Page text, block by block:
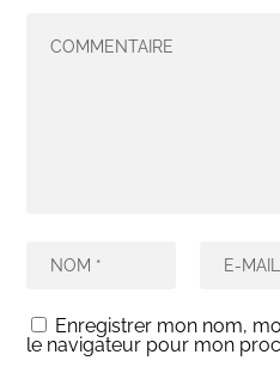
Enregistrer mon nom,
le navigateur pour mon